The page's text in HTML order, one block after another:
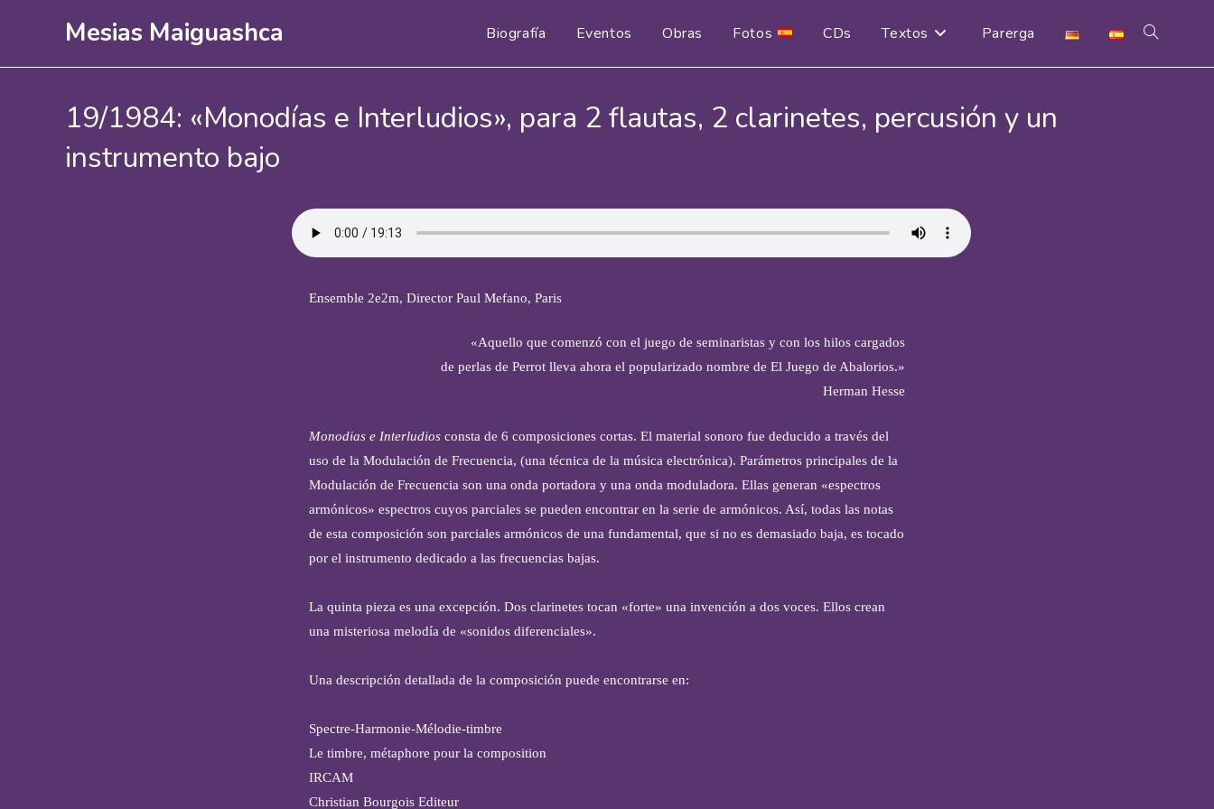
Mesias Maiguashca Biografía Eventos Obras Fotos CDs Textos Parerga Alternar
19/1984: «Monodías e Interludios», para 2 flautas, 2 clarinetes, percusión y un
instrumento bajo
Ensemble 2e2m, Director Paul Mefano, Paris
«Aquello que comenzó con el juego de seminaristas y con los hilos cargados
de perlas de Perrot lleva ahora el popularizado nombre de El Juego de Abalorios.»
Herman Hesse
Monodias e Interludios consta de 6 composiciones cortas. El material sonoro fue deducido a través del
uso de la Modulación de Frecuencia, (una técnica de la música electrónica). Parámetros principales de la
Modulación de Frecuencia son una onda portadora y una onda moduladora. Ellas generan «espectros
armónicos» espectros cuyos parciales se pueden encontrar en la serie de armónicos. Así, todas las notas
de esta composición son parciales armónicos de una fundamental, que si no es demasiado baja, es tocado
por el instrumento dedicado a las frecuencias bajas.
La quinta pieza es una excepción. Dos clarinetes tocan «forte» una invención a dos voces. Ellos crean
una misteriosa melodía de «sonidos diferenciales».
Una descripción detallada de la composición puede encontrarse en:
Spectre-Harmonie-Mélodie-timbre
Le timbre, métaphore pour la composition
IRCAM
Christian Bourgois Editeur